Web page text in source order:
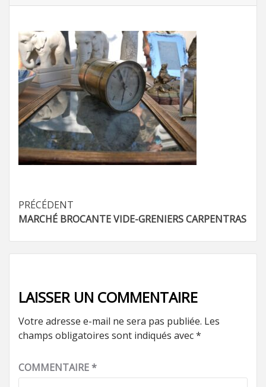
Navigation
d’article
PRÉCÉDENT
MARCHÉ BROCANTE VIDE-GRENIERS CARPENTRAS
LAISSER UN COMMENTAIRE
Votre adresse e-mail ne sera pas publiée. Les
champs obligatoires sont indiqués avec*
COMMENTAIRE*